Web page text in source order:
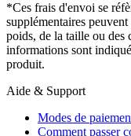
*Ces frais d'envoi se
supplémentaires
poids, de la taille ou des
informations sont
produit.
Aide & Support
Modes de
Comment passer